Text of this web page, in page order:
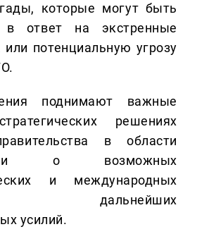
которые могут быть
в ответ на экстренные
или потенциальную угрозу
поднимают важные
решениях
в области
и о возможных
и международных
дальнейших
усилий.